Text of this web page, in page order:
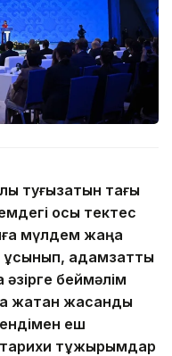
туғызатын тағы
осы тектес
мүлдем жаңа
ұсынып, адамзатты
әзірге беймәлім
жатқан жасанды
еш
тарихи тұжырымдар